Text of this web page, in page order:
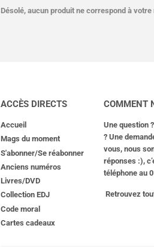
Désolé, aucun produit ne correspond à
ACCÈS DIRECTS
Accueil
Mags du moment
S'abonner/Se réabonner
Anciens numéros
Livres/DVD
Collection EDJ
Code moral
Cartes cadeaux
COMMENT
Une question
? Une
vous, nous
réponses :),
téléphone au
Retrouvez